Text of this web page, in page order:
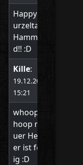
Happy B
urzeltag
Hammon
d!! :D
Kille:
19.12.2020
15:21
whoop w
hoop ne
uer Head
er ist fert
ig :D